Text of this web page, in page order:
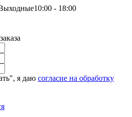
10:00 - 18:00
я даю согласие на обработку